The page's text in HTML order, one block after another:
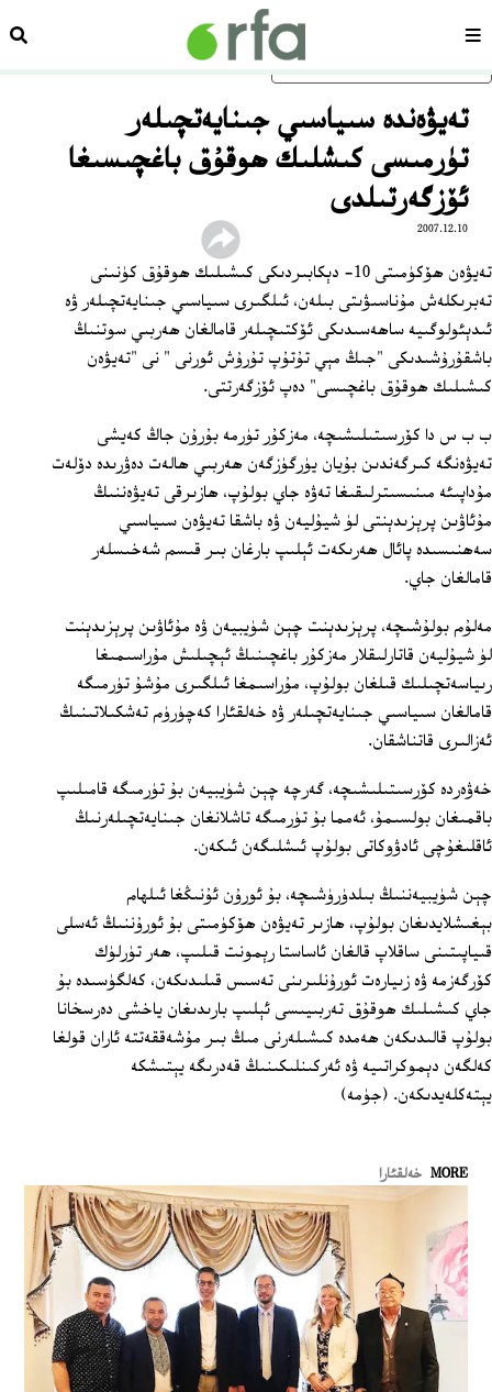
ئاساسلىق مەزمۇنغا ئاتلاڭسەھىپە
تەيۋەندە سىياسىي جىنايەتچىلەر
تۈرمىسى كىشلىك ھوقۇق باغچىسىغا
ئۆزگەرتىلدى
2007.12.10
تەيۋەن ھۆكۈمىتى 10- دېكابىردىكى كىشىلىك ھوقۇق كۈنىنى
تەبرىكلەش مۇناسىۋىتى بىلەن، ئىلگىرى سىياسىي جىنايەتچىلەر ۋە
ئىدېئولوگىيە ساھەسىدىكى ئۆكتىچىلەر قامالغان ھەربىي سوتنىڭ
باشقۇرۇشىدىكى "جىڭ مېي تۇتۇپ تۇرۇش ئورنى " نى "تەيۋەن
كىشىلىك ھوقۇق باغچىسى" دەپ ئۆزگەرتتى.
ب ب س دا كۆرسىتىلىشىچە، مەزكۇر تۈرمە بۇرۇن جاڭ كەيشى
تەيۋەنگە كىرگەندىن بۇيان يۈرگۈزگەن ھەربىي ھالەت دەۋرىدە دۆلەت
مۇداپىئە مىنىسىترلىقىغا تەۋە جاي بولۇپ، ھازىرقى تەيۋەننىڭ
مۇئاۋىن پرېزىدېنتى لۈ شيۇليەن ۋە باشقا تەيۋەن سىياسىي
سەھنىسىدە پائال ھەرىكەت ئېلىپ بارغان بىر قىسم شەخىسلەر
قامالغان جاي.
مەلۇم بولۇشىچە، پرېزىدېنت چېن شۈيبيەن ۋە مۇئاۋىن پرېزىدېنت
لۈ شيۇليەن قاتارلىقلار مەزكۇر باغچىنىڭ ئېچىلىش مۇراسىمىغا
رىياسەتچىلىك قىلغان بولۇپ، مۇراسىمغا ئىلگىرى مۇشۇ تۈرمىگە
قامالغان سىياسىي جىنايەتچىلەر ۋە خەلقئارا كەچۈرۈم تەشكىلاتىنىڭ
ئەزالىرى قاتناشقان.
خەۋەردە كۆرسىتىلىشىچە، گەرچە چېن شۈيبيەن بۇ تۈرمىگە قامىلىپ
باقمىغان بولسىمۇ، ئەمما بۇ تۈرمىگە تاشلانغان جىنايەتچىلەرنىڭ
ئاقلىغۇچى ئادۋوكاتى بولۇپ ئىشلىگەن ئىكەن.
چېن شۈيبيەننىڭ بىلدۈرۈشىچە، بۇ ئورۇن ئۇنىڭغا ئىلھام
بېغىشلايدىغان بولۇپ، ھازىر تەيۋەن ھۆكۈمىتى بۇ ئورۇننىڭ ئەسلى
قىياپىتىنى ساقلاپ قالغان ئاساستا رېمونت قىلىپ، ھەر تۈرلۈك
كۆرگەزمە ۋە زىيارەت ئورۇنلىرىنى تەسىس قىلىدىكەن، كەلگۈسىدە بۇ
جاي كىشىلىك ھوقۇق تەربىيىسى ئېلىپ بارىدىغان ياخشى دەرسخانا
بولۇپ قالىدىكەن ھەمدە كىشىلەرنى مىڭ بىر مۇشەققەتتە ئاران قولغا
كەلگەن دېموكراتىيە ۋە ئەركىنلىكىنىڭ قەدرىگە يېتىشكە
يېتەكلەيدىكەن. (جۈمە)
MORE خەلقئارا